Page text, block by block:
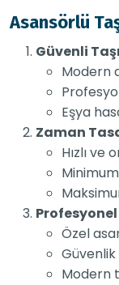
Asansörlü
Güvenli
Modern
Eşya
Zaman
Hızlı ve
Özel
Modern